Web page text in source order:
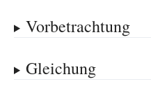
Vorbetrachtung
Gleichung